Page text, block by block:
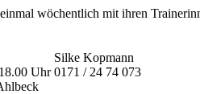
wöchentlich mit ihren
Uhr
Silke Kopmann
0171 / 24 74 073